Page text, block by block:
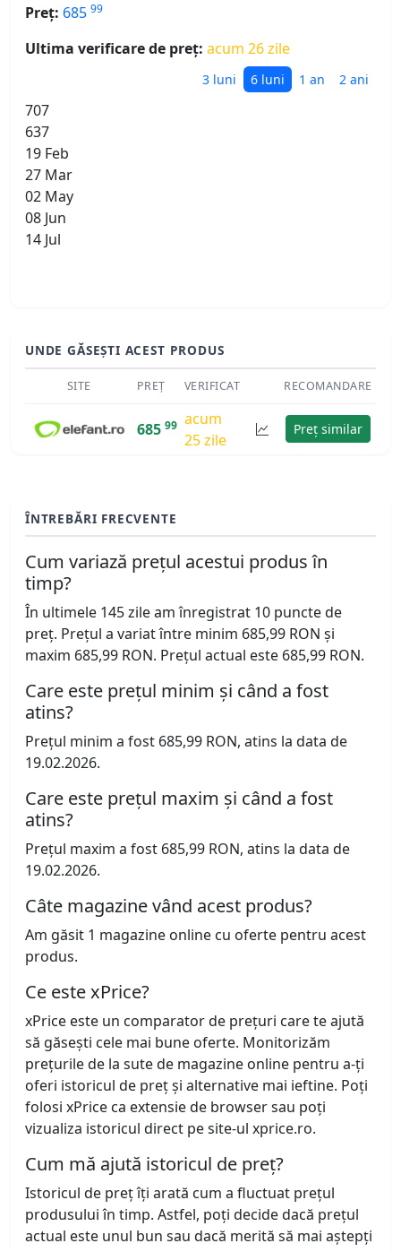
Preț: 685 99
Ultima verificare de preț: acum 26 zile
3 luni 6 luni 1 an 2 ani
707
637
19 Feb
27 Mar
02 May
08 Jun
14 Jul
UNDE GĂSEȘTI ACEST PRODUS
SITE PREȚ VERIFICAT RECOMANDARE
685 99 acum
25 zile
Preț similar
ÎNTREBĂRI FRECVENTE
Cum variază prețul acestui produs în
timp?
În ultimele 145 zile am înregistrat 10 puncte de
preț. Prețul a variat între minim 685,99 RON și
maxim 685,99 RON. Prețul actual este 685,99 RON.
Care este prețul minim și când a fost
atins?
Prețul minim a fost 685,99 RON, atins la data de
19.02.2026.
Care este prețul maxim și când a fost
atins?
Prețul maxim a fost 685,99 RON, atins la data de
19.02.2026.
Câte magazine vând acest produs?
Am găsit 1 magazine online cu oferte pentru acest
produs.
Ce este xPrice?
xPrice este un comparator de prețuri care te ajută
să găsești cele mai bune oferte. Monitorizăm
prețurile de la sute de magazine online pentru a-ți
oferi istoricul de preț și alternative mai ieftine. Poți
folosi xPrice ca extensie de browser sau poți
vizualiza istoricul direct pe site-ul xprice.ro.
Cum mă ajută istoricul de preț?
Istoricul de preț îți arată cum a fluctuat prețul
produsului în timp. Astfel, poți decide dacă prețul
actual este unul bun sau dacă merită să mai aștepți